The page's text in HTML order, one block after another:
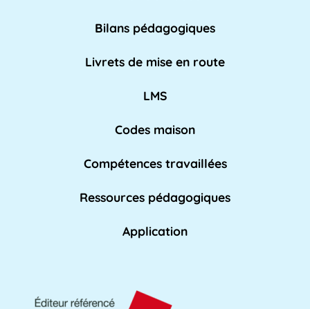
non-enseignant qui travaille dans les [...]
Affaires académiques
chargée de soutenir l'apprentissage et les [...]
L'AFPA, ou Association nationale pour la
Bilans pédagogiques
Livrets de mise en route
LMS
Codes maison
Compétences travaillées
Ressources pédagogiques
Application